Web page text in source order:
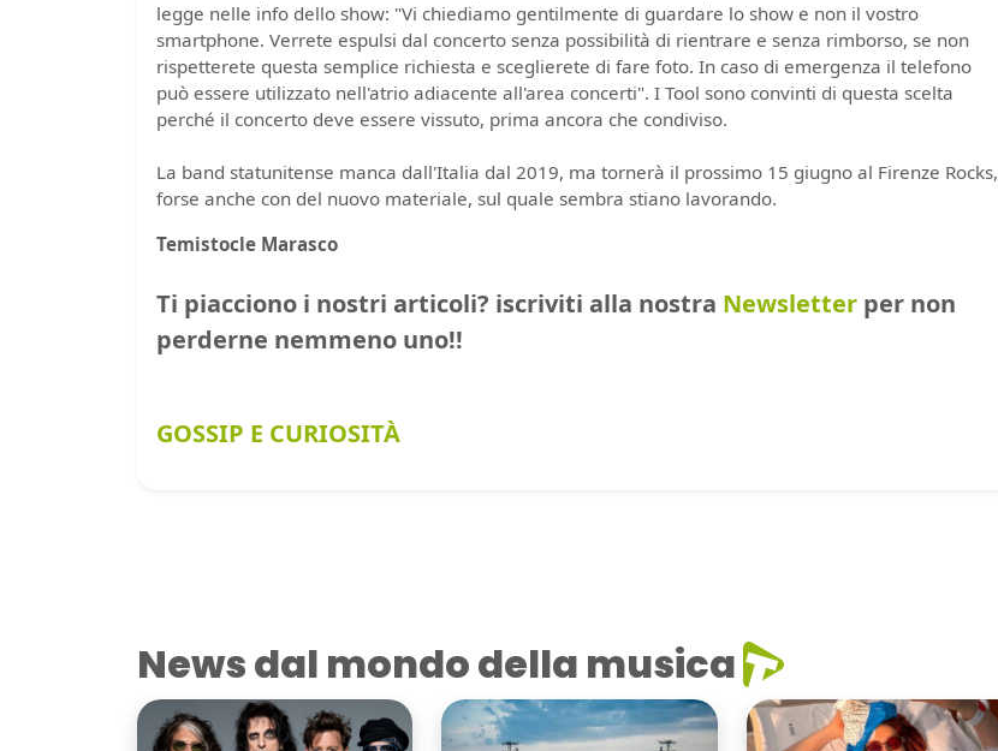
legge nelle info dello show: "Vi chiediamo gentilmente di guardare lo show e non il vostro
smartphone. Verrete espulsi dal concerto senza possibilità di rientrare e senza rimborso, se non
rispetterete questa semplice richiesta e sceglierete di fare foto. In caso di emergenza il telefono
può essere utilizzato nell'atrio adiacente all'area concerti". I Tool sono convinti di questa scelta
perché il concerto deve essere vissuto, prima ancora che condiviso.
La band statunitense manca dall'Italia dal 2019, ma tornerà il prossimo 15 giugno al Firenze Rocks,
forse anche con del nuovo materiale, sul quale sembra stiano lavorando.
Temistocle Marasco
Ti piacciono i nostri articoli? iscriviti alla nostra Newsletter per non
perderne nemmeno uno!!
GOSSIP E CURIOSITÀ
News dal mondo della musica